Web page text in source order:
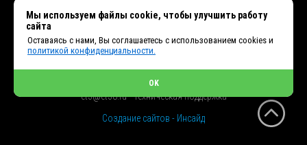
+7 (914) 010-76-83, 8 (3952) 93-27-93 - Отдел продаж
+7 (950) 075-85-99 - Техническая поддержка
et2@et38.ru - Отдел продаж
et3@et38.ru - Техническая поддержка
Создание сайтов - Инсайд
Мы используем файлы cookie, чтобы улучшить работу
сайта
Оставаясь с нами, Вы соглашаетесь с использованием cookies и
политикой конфиденциальности.
OK